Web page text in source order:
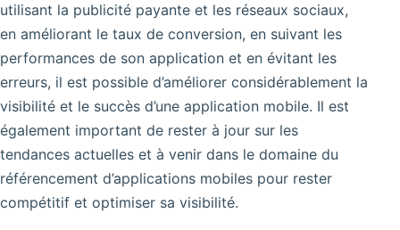
utilisant la publicité payante et les réseaux sociaux,
en améliorant le taux de conversion, en suivant les
performances de son application et en évitant les
erreurs, il est possible d’améliorer considérablement la
visibilité et le succès d’une application mobile. Il est
également important de rester à jour sur les
tendances actuelles et à venir dans le domaine du
référencement d’applications mobiles pour rester
compétitif et optimiser sa visibilité.